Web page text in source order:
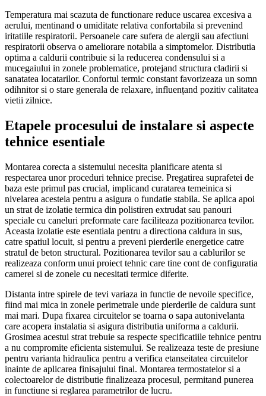
Temperatura mai scazuta de functionare reduce uscarea excesiva a
aerului, mentinand o umiditate relativa confortabila si prevenind
iritatiile respiratorii. Persoanele care sufera de alergii sau afectiuni
respiratorii observa o ameliorare notabila a simptomelor. Distributia
optima a caldurii contribuie si la reducerea condensului si a
mucegaiului in zonele problematice, protejand structura cladirii si
sanatatea locatarilor. Confortul termic constant favorizeaza un somn
odihnitor si o stare generala de relaxare, influențand pozitiv calitatea
vietii zilnice.
Etapele procesului de instalare si aspecte
tehnice esentiale
Montarea corecta a sistemului necesita planificare atenta si
respectarea unor proceduri tehnice precise. Pregatirea suprafetei de
baza este primul pas crucial, implicand curatarea temeinica si
nivelarea acesteia pentru a asigura o fundatie stabila. Se aplica apoi
un strat de izolatie termica din polistiren extrudat sau panouri
speciale cu caneluri preformate care faciliteaza pozitionarea tevilor.
Aceasta izolatie este esentiala pentru a directiona caldura in sus,
catre spatiul locuit, si pentru a preveni pierderile energetice catre
stratul de beton structural. Pozitionarea tevilor sau a cablurilor se
realizeaza conform unui proiect tehnic care tine cont de configuratia
camerei si de zonele cu necesitati termice diferite.
Distanta intre spirele de tevi variaza in functie de nevoile specifice,
fiind mai mica in zonele perimetrale unde pierderile de caldura sunt
mai mari. Dupa fixarea circuitelor se toarna o sapa autonivelanta
care acopera instalatia si asigura distributia uniforma a caldurii.
Grosimea acestui strat trebuie sa respecte specificatiile tehnice pentru
a nu compromite eficienta sistemului. Se realizeaza teste de presiune
pentru varianta hidraulica pentru a verifica etanseitatea circuitelor
inainte de aplicarea finisajului final. Montarea termostatelor si a
colectoarelor de distributie finalizeaza procesul, permitand punerea
in functiune si reglarea parametrilor de lucru.